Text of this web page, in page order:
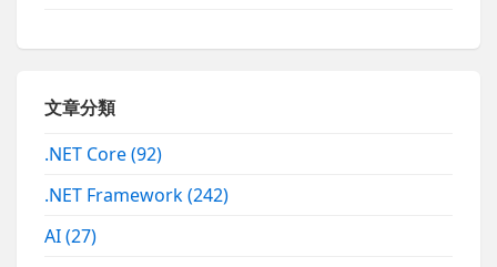
文章分類
.NET Core(92)
.NET Framework(242)
AI(27)